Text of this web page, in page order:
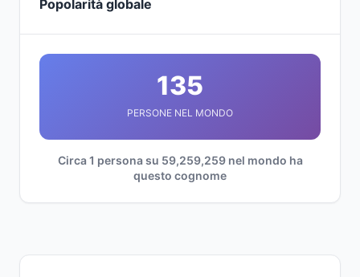
Popolarità globale
135
PERSONE NEL MONDO
Circa 1 persona su 59,259,259 nel mondo ha
questo cognome